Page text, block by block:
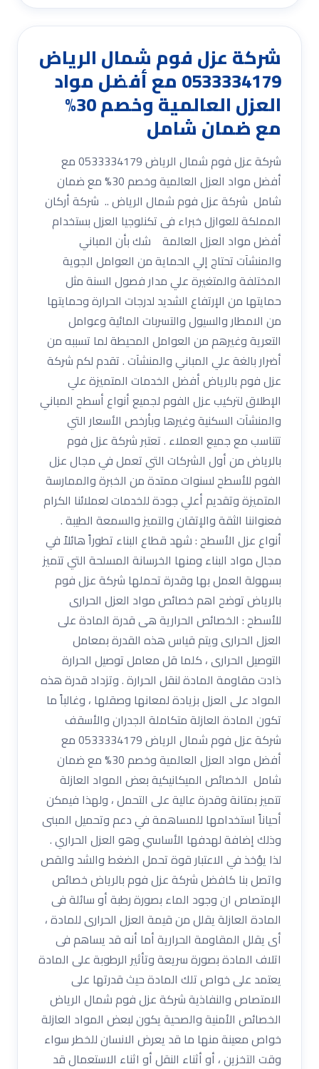
شركة عزل فوم شمال الرياض
0533334179 مع أفضل مواد
العزل العالمية وخصم 30%
مع ضمان شامل
شركة عزل فوم شمال الرياض 0533334179 مع
أفضل مواد العزل العالمية وخصم 30% مع ضمان
شامل شركة عزل فوم شمال الرياض .. شركة أركان
المملكة للعوازل خبراء فى تكنلوجيا العزل بستخدام
أفضل مواد العزل العالمة شك بأن المباني
والمنشآت تحتاج إلي الحماية من العوامل الجوية
المختلفة والمتغيرة علي مدار فصول السنة مثل
حمايتها من الإرتفاع الشديد لدرجات الحرارة وحمايتها
من الامطار والسيول والتسربات المائية وعوامل
التعرية وغيرهم من العوامل المحيطة لما تسببه من
أضرار بالغة علي المباني والمنشآت . تقدم لكم شركة
عزل فوم بالرياض أفضل الخدمات المتميزة علي
الإطلاق لتركيب عزل الفوم لجميع أنواع أسطح المباني
والمنشآت السكنية وغيرها وبأرخص الأسعار التي
تتناسب مع جميع العملاء . تعتبر شركة عزل فوم
بالرياض من أول الشركات التي تعمل في مجال عزل
الفوم للأسطح لسنوات ممتدة من الخبرة والممارسة
المتميزة وتقديم أعلي جودة للخدمات لعملائنا الكرام
فعنواننا الثقة والإتقان والتميز والسمعة الطيبة .
أنواع عزل الأسطح : شهد قطاع البناء تطوراً هائلاً في
مجال مواد البناء ومنها الخرسانة المسلحة التي تتميز
بسهولة العمل بها وقدرة تحملها شركة عزل فوم
بالرياض توضح اهم خصائص مواد العزل الحرارى
للأسطح : الخصائص الحرارية هى قدرة المادة على
العزل الحرارى ويتم قياس هذه القدرة بمعامل
التوصيل الحرارى ، كلما قل معامل توصيل الحرارة
ذادت مقاومة المادة لنقل الحرارة . وتزداد قدرة هذه
المواد على العزل بزيادة لمعانها وصقلها ، وغالباً ما
تكون المادة العازلة متكاملة الجدران والأسقف
شركة عزل فوم شمال الرياض 0533334179 مع
أفضل مواد العزل العالمية وخصم 30% مع ضمان
شامل الخصائص الميكانيكية بعض المواد العازلة
تتميز بمتانة وقدرة عالية على التحمل ، ولهذا فيمكن
أحياناً استخدامها للمساهمة في دعم وتحميل المبنى
وذلك إضافة لهدفها الأساسي وهو العزل الحراري .
لذا يؤخذ في الاعتبار قوة تحمل الضغط والشد والقص
واتصل بنا كافضل شركة عزل فوم بالرياض خصائص
الإمتصاص ان وجود الماء بصورة رطبة أو سائلة فى
المادة العازلة يقلل من قيمة العزل الحرارى للمادة ،
أى يقلل المقاومة الحرارية أما أنه قد يساهم فى
اتلاف المادة بصورة سريعة وتأثير الرطوبة على المادة
يعتمد على خواص تلك المادة حيث قدرتها على
الامتصاص والنفاذية شركة عزل فوم شمال الرياض
الخصائص الأمنية والصحية يكون لبعض المواد العازلة
خواص معينة منها ما قد يعرض الانسان للخطر سواء
وقت التخزين ، أو أثناء النقل أو اثناء الاستعمال قد